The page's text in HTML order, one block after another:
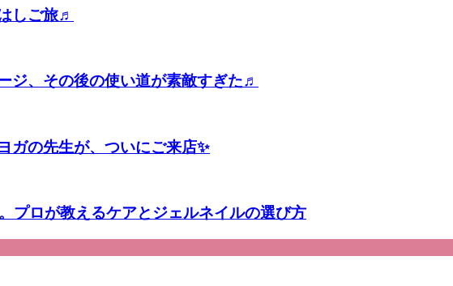
しご旅♬
ジ、その後の使い道が素敵すぎた♬
ガの先生が、ついにご来店✨
プロが教えるケアとジェルネイルの選び方